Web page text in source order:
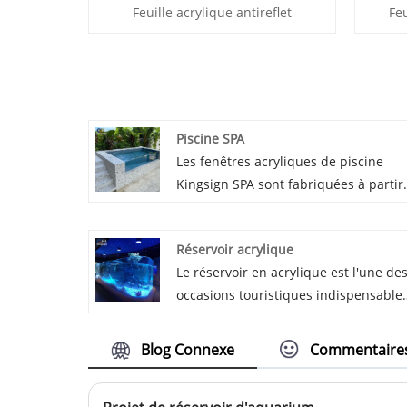
Feuille acrylique antireflet
Piscine SPA
Les fenêtres acryliques de piscine
Kingsign SPA sont fabriquées à partir
moulés et au processus de liaison
chimique, la fenêtre est résistante aux
UV et avec une transparence pouvant
ans contre le jaunissement de nos
fenêtres en acrylique pour piscine
Réservoir acrylique
Le réservoir en acrylique est l'une des
occasions touristiques
unique et de sa transparence très
élevée, il peut donner aux gens
l'impression de marcher dans le
Blog Connexe